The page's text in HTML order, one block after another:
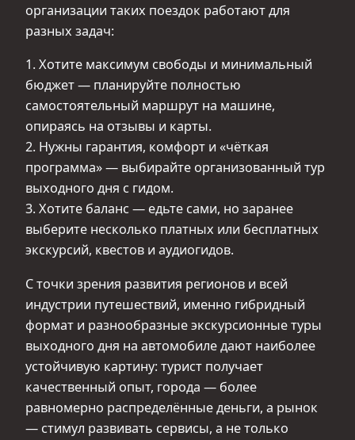
организации таких поездок работают для
разных задач:
1. Хотите максимум свободы и минимальный
бюджет — планируйте полностью
самостоятельный маршрут на машине,
опираясь на отзывы и карты.
2. Нужны гарантия, комфорт и «чёткая
программа» — выбирайте организованный тур
выходного дня с гидом.
3. Хотите баланс — едьте сами, но заранее
выберите несколько платных или бесплатных
экскурсий, квестов и аудиогидов.
С точки зрения развития регионов и всей
индустрии путешествий, именно гибридный
формат и разнообразные экскурсионные туры
выходного дня на автомобиле дают наиболее
устойчивую картину: турист получает
качественный опыт, города — более
равномерно распределённые деньги, а рынок
— стимул развивать сервисы, а не только